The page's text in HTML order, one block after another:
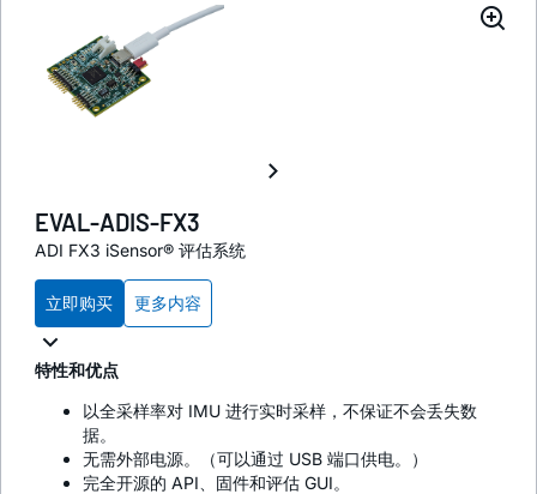
EVAL-ADIS-FX3
ADI FX3 iSensor® 评估系统
立即购买 更多内容
特性和优点
以全采样率对 IMU 进行实时采样，不保证不会丢失数
据。
无需外部电源。（可以通过 USB 端口供电。）
完全开源的 API、固件和评估 GUI。